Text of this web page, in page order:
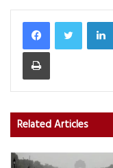
Print
Related Articles